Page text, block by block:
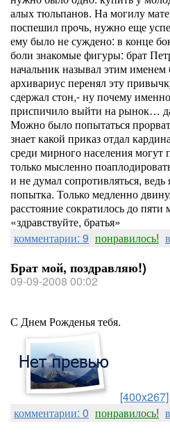
алых тюльпанов. На могилу
поспешил прочь, нужно еще
ему было не суждено: в конце
боли знакомые фигуры: брат
начальник называл этим именем
архивариус перенял эту
сдержал стон,- ну почему
приспичило выйти на рынок…
Можно было попытаться
знает какой приказ отдал
среди мирного населения могут
только мысленно
и не думал сопротивляться,
попытка. Только медленно
расстояние сократилось до
«здравствуйте, братья»
комментарии: 9 понравилось!
Брат мой, поздравляю!)
09-09-2008 00:02
С Днем Рожденья тебя.
[400x267]
комментарии: 0 понравилось!